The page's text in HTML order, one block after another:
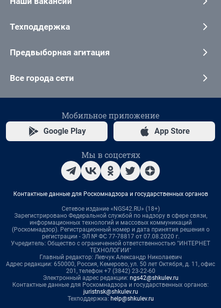
Техподдержка
Предвыборная агитация
Все города сети
Мобильное приложение
Google Play App Store
Мы в соцсетях
Контактные данные для Роскомнадзора и государственных органов
Сетевое издание «NGS42.RU» (18+)
Зарегистрировано Федеральной службой по надзору в сфере связи,
информационных технологий и массовых коммуникаций
(Роскомнадзор). Регистрационный номер и дата принятия решения о
регистрации - ЭЛ № ФС 77-78817 от 07.08.2020 г.
Учредитель: Общество с ограниченной ответственностью "ИНТЕРНЕТ
ТЕХНОЛОГИИ"
Главный редактор: Левчук Александр Николаевич
Адрес редакции: 650000, Россия, Кемерово, ул. 50 лет Октября, д. 11, офис
201, телефон +7 (3842) 23-22-60
Электронный адрес редакции: ngs42@shkulev.ru
Контактные данные для Роскомнадзора и государственных органов:
juristnsk@shkulev.ru
Техподдержка: help@shkulev.ru